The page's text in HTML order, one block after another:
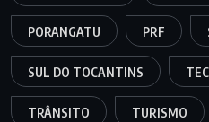
PORANGATU PRF
SUL DO TOCANTINS
TRÂNSITO TURISMO